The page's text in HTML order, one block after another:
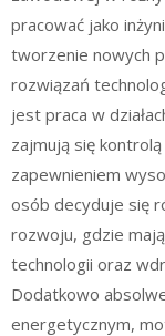
pracować jako
tworzenie nowych
rozwiązań
jest praca w
zajmują się
zapewnieniem
osób decyduje się
rozwoju, gdzie
technologii oraz
Dodatkowo
energetycznym,